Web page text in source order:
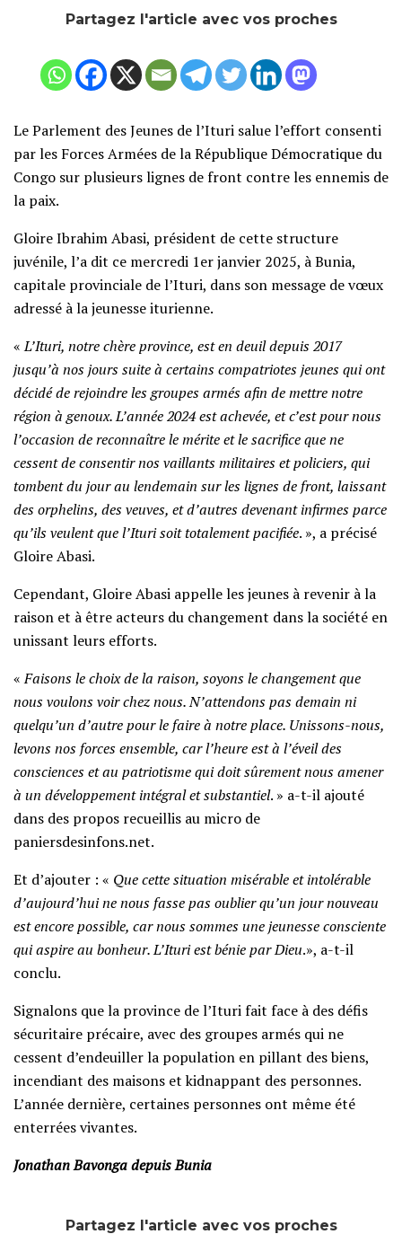
Partagez l'article avec vos proches
Le Parlement des Jeunes de l’Ituri salue l’effort consenti
par les Forces Armées de la République Démocratique du
Congo sur plusieurs lignes de front contre les ennemis de
la paix.
Gloire Ibrahim Abasi, président de cette structure
juvénile, l’a dit ce mercredi 1er janvier 2025, à Bunia,
capitale provinciale de l’Ituri, dans son message de vœux
adressé à la jeunesse iturienne.
«L’Ituri, notre chère province, est en deuil depuis 2017
jusqu’à nos jours suite à certains compatriotes jeunes qui ont
décidé de rejoindre les groupes armés afin de mettre notre
région à genoux. L’année 2024 est achevée, et c’est pour nous
l’occasion de reconnaître le mérite et le sacrifice que ne
cessent de consentir nos vaillants militaires et policiers, qui
tombent du jour au lendemain sur les lignes de front, laissant
des orphelins, des veuves, et d’autres devenant infirmes parce
qu’ils veulent que l’Ituri soit totalement pacifiée. », a précisé
Gloire Abasi.
Cependant, Gloire Abasi appelle les jeunes à revenir à la
raison et à être acteurs du changement dans la société en
unissant leurs efforts.
«Faisons le choix de la raison, soyons le changement que
nous voulons voir chez nous. N’attendons pas demain ni
quelqu’un d’autre pour le faire à notre place. Unissons-nous,
levons nos forces ensemble, car l’heure est à l’éveil des
consciences et au patriotisme qui doit sûrement nous amener
à un développement intégral et substantiel. » a-t-il ajouté
dans des propos recueillis au micro de
paniersdesinfons.net.
Et d’ajouter : « Que cette situation misérable et intolérable
d’aujourd’hui ne nous fasse pas oublier qu’un jour nouveau
est encore possible, car nous sommes une jeunesse consciente
qui aspire au bonheur. L’Ituri est bénie par Dieu.», a-t-il
conclu.
Signalons que la province de l’Ituri fait face à des défis
sécuritaire précaire, avec des groupes armés qui ne
cessent d’endeuiller la population en pillant des biens,
incendiant des maisons et kidnappant des personnes.
L’année dernière, certaines personnes ont même été
enterrées vivantes.
Jonathan Bavonga depuis Bunia
Partagez l'article avec vos proches